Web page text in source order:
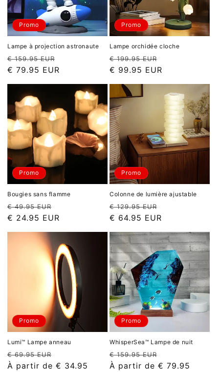
Promo
Lampe à projection astronaute
Prix
habituel
€ 159.95 EUR
promotionnel
€ 79.95 EUR
Promo
Lampe orchidée cloche
Prix
habituel
€ 199.95 EUR
promotionnel
€ 99.95 EUR
Promo
Bougies sans flamme
Prix
habituel
€ 49.95 EUR
promotionnel
€ 24.95 EUR
Promo
Colonne de lumière ajustable
Prix
habituel
€ 129.95 EUR
€ 64.95 EUR
Promo
Lumi™ Lampe anneau
Prix
habituel
€ 69.95 EUR
promotionnel
À partir de € 34.95
Promo
WhisperSea™ Lampe de nuit
Prix
habituel
€ 159.95 EUR
promotionnel
À partir de € 79.95